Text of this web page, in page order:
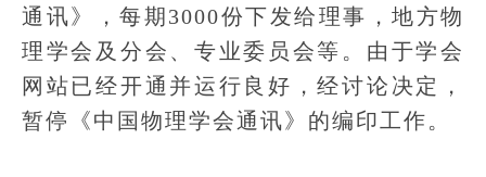
通讯》，每期3000份下发给理事，地方物
理学会及分会、专业委员会等。由于学会
网站已经开通并运行良好，经讨论决定，
暂停《中国物理学会通讯》的编印工作。